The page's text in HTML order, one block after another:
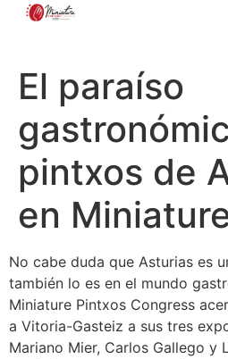
El paraíso
pintxos de
en
No cabe duda que Asturias es
también lo es en el mundo
Miniature Pintxos Congress
a Vitoria-Gasteiz a sus tres
Mariano Mier, Carlos Gallego y